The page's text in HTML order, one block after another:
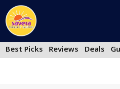
Skip
to
content
Best Picks
Reviews Deals